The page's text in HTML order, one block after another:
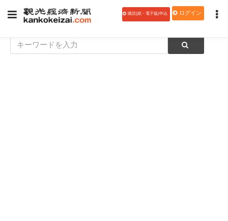
購読(紙・電子版)申込 ログイン